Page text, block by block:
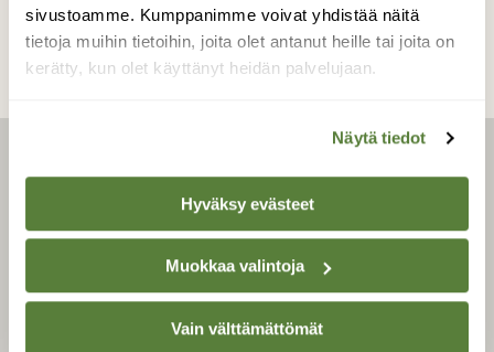
sivustoamme. Kumppanimme voivat yhdistää näitä
tietoja muihin tietoihin, joita olet antanut heille tai joita on
kerätty, kun olet käyttänyt heidän palvelujaan.
Näytä tiedot
Hyväksy evästeet
Muokkaa valintoja
Vain välttämättömät
LEHTI
Uusin lehti
Tilaa Suomen Luonto
Äänestä parasta juttua